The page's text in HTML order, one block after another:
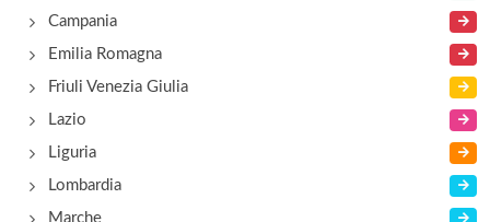
Campania
Emilia Romagna
Friuli Venezia Giulia
Lazio
Liguria
Lombardia
Marche